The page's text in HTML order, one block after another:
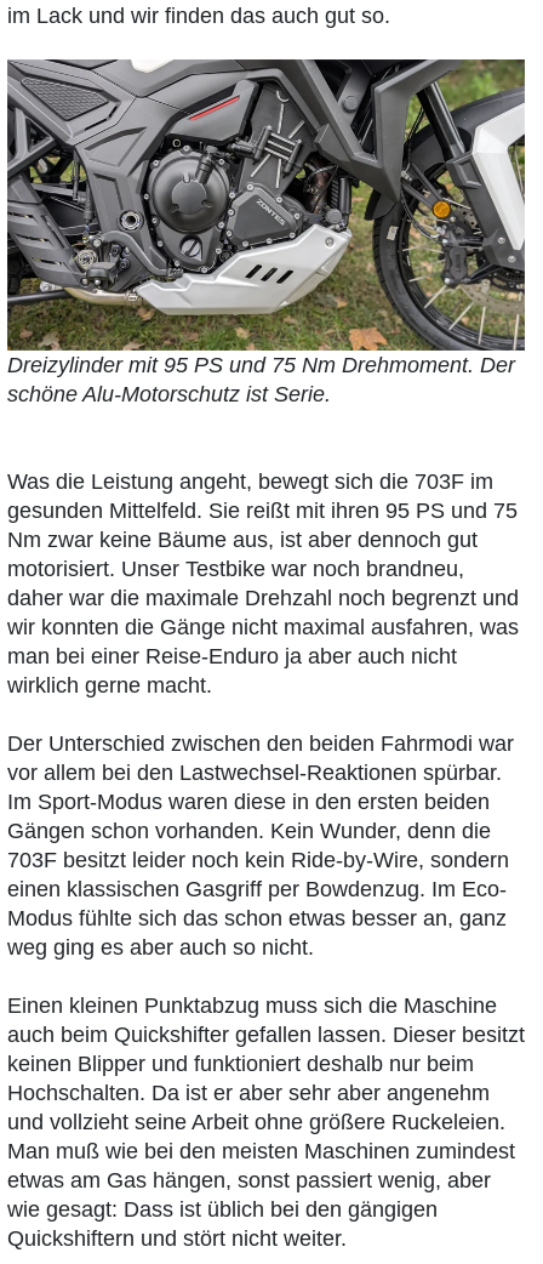
im Lack und wir finden das auch gut so.
Dreizylinder mit 95 PS und 75 Nm Drehmoment. Der
schöne Alu-Motorschutz ist Serie.
Was die Leistung angeht, bewegt sich die 703F im
gesunden Mittelfeld. Sie reißt mit ihren 95 PS und 75
Nm zwar keine Bäume aus, ist aber dennoch gut
motorisiert. Unser Testbike war noch brandneu,
daher war die maximale Drehzahl noch begrenzt und
wir konnten die Gänge nicht maximal ausfahren, was
man bei einer Reise-Enduro ja aber auch nicht
wirklich gerne macht.
Der Unterschied zwischen den beiden Fahrmodi war
vor allem bei den Lastwechsel-Reaktionen spürbar.
Im Sport-Modus waren diese in den ersten beiden
Gängen schon vorhanden. Kein Wunder, denn die
703F besitzt leider noch kein Ride-by-Wire, sondern
einen klassischen Gasgriff per Bowdenzug. Im Eco-
Modus fühlte sich das schon etwas besser an, ganz
weg ging es aber auch so nicht.
Einen kleinen Punktabzug muss sich die Maschine
auch beim Quickshifter gefallen lassen. Dieser besitzt
keinen Blipper und funktioniert deshalb nur beim
Hochschalten. Da ist er aber sehr aber angenehm
und vollzieht seine Arbeit ohne größere Ruckeleien.
Man muß wie bei den meisten Maschinen zumindest
etwas am Gas hängen, sonst passiert wenig, aber
wie gesagt: Dass ist üblich bei den gängigen
Quickshiftern und stört nicht weiter.